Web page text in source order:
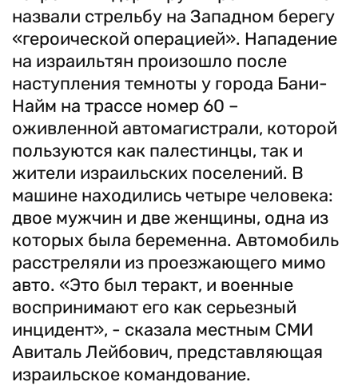
назвали стрельбу на Западном берегу
«героической операцией». Нападение
на израильтян произошло после
наступления темноты у города Бани-
Найм на трассе номер 60 –
оживленной автомагистрали, которой
пользуются как палестинцы, так и
жители израильских поселений. В
машине находились четыре человека:
двое мужчин и две женщины, одна из
которых была беременна. Автомобиль
расстреляли из проезжающего мимо
авто. «Это был теракт, и военные
воспринимают его как серьезный
инцидент», - сказала местным СМИ
Авиталь Лейбович, представляющая
израильское командование.